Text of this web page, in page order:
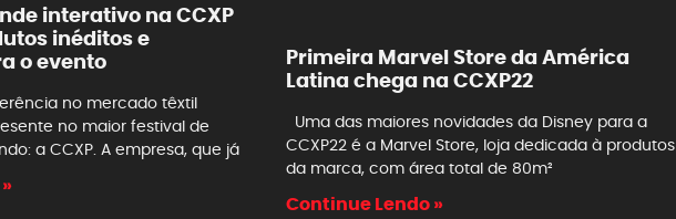
interativo na CCXP
inéditos e
o evento
no mercado têxtil
no maior festival de
a CCXP. A empresa, que já
Primeira Marvel Store da América
Latina chega na CCXP22
Uma das maiores novidades da Disney para a
CCXP22 é a Marvel Store, loja dedicada à produtos
da marca, com área total de 80m²
Continue Lendo »